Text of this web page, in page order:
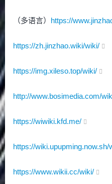
（多语言） https://
https://zh.jinzhao.wiki/wiki/
https://img.xileso.top/wiki/
http://www.bosimedia.com/
https://wiwiki.kfd.me/
https://wiki.upupming.now.sh/
https://www.wikii.cc/wiki/